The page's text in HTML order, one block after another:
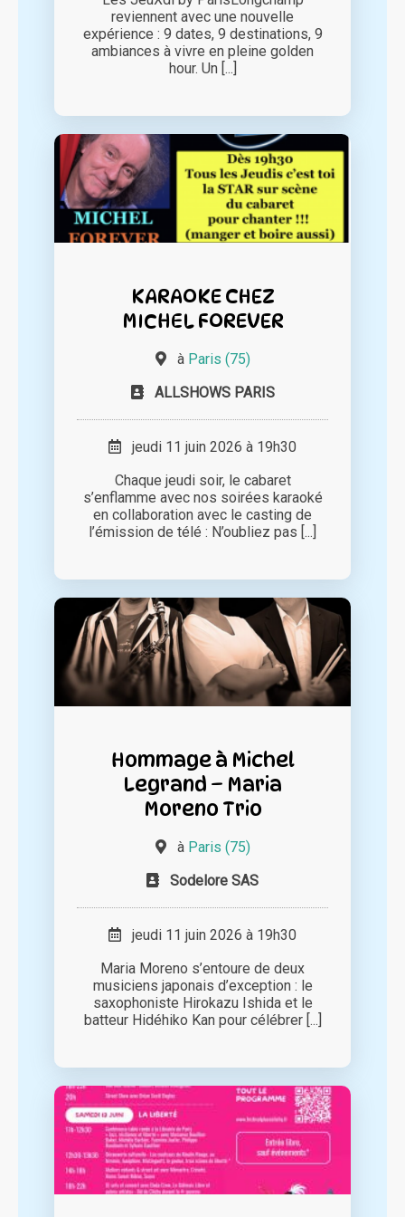
reviennent avec une nouvelle
expérience : 9 dates, 9 destinations, 9
ambiances à vivre en pleine golden
hour. Un [...]
KARAOKE CHEZ
MICHEL FOREVER
à Paris (75)
ALLSHOWS PARIS
jeudi 11 juin 2026 à 19h30
Chaque jeudi soir, le cabaret
s’enflamme avec nos soirées karaoké
en collaboration avec le casting de
l’émission de télé : N’oubliez pas [...]
Hommage à Michel
Legrand – Maria
Moreno Trio
à Paris (75)
Sodelore SAS
jeudi 11 juin 2026 à 19h30
Maria Moreno s’entoure de deux
musiciens japonais d’exception : le
saxophoniste Hirokazu Ishida et le
batteur Hidéhiko Kan pour célébrer [...]